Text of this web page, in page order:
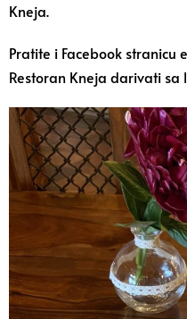
Kneja.
Pratite i Facebook stranicu
Restoran Kneja darivati